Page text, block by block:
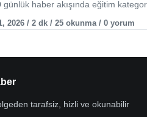
günlük haber akışında eğitim
2026 / 2 dk / 25 okunma / 0 yorum
tarafsiz, hizli ve okunabilir